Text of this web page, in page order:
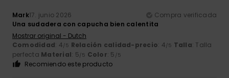
Mark17. junio 2026
Compra verificada
Una sudadera con capucha bien calentita
Mostrar original - Dutch
Comodidad: 4/5 Relación calidad-precio: 4/5 Talla: Talla
perfecta Material: 5/5 Color: 5 /5
Recomiendo este producto